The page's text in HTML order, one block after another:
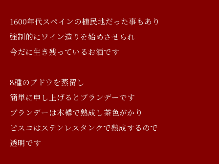
1600年代スペインの植民地だった事もあり
強制的にワイン造りを始めさせられ
今だに生き残っているお酒です
8種のブドウを蒸留し
簡単に申し上げるとブランデーです
ブランデーは木樽で熟成し茶色がかり
ピスコはステンレスタンクで熟成するので
透明です